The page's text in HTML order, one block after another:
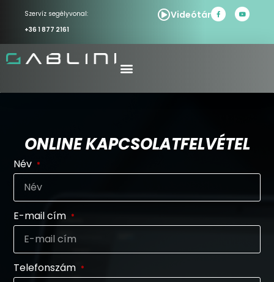
Szervíz segélyvonal:
+36 1 877 2161
Videótár
ONLINE KAPCSOLATFELVÉTEL
Név
E-mail cím
Telefonszám